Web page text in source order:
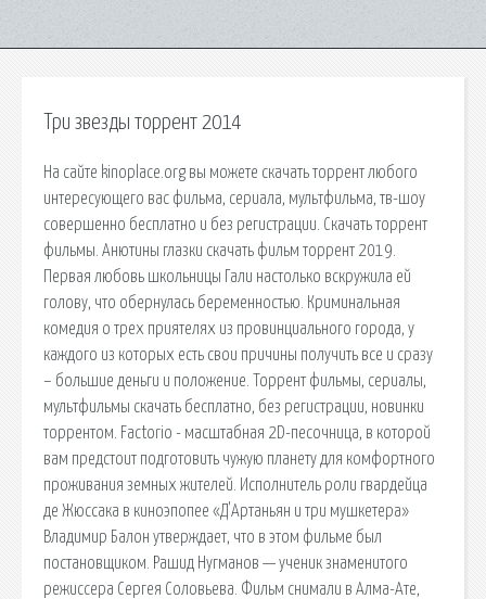
Три звезды торрент 2014
На сайте kinoplace.org вы можете скачать торрент любого
интересующего вас фильма, сериала, мультфильма, тв-шоу
совершенно бесплатно и без регистрации. Скачать торрент
фильмы. Анютины глазки скачать фильм торрент 2019.
Первая любовь школьницы Гали настолько вскружила ей
голову, что обернулась беременностью. Криминальная
комедия о трех приятелях из провинциального города, у
каждого из которых есть свои причины получить все и сразу
– большие деньги и положение. Торрент фильмы, сериалы,
мультфильмы скачать бесплатно, без регистрации, новинки
торрентом. Factorio - масштабная 2D-песочница, в которой
вам предстоит подготовить чужую планету для комфортного
проживания земных жителей. Исполнитель роли гвардейца
де Жюссака в киноэпопее «Д'Артаньян и три мушкетера»
Владимир Балон утверждает, что в этом фильме был
постановщиком. Рашид Нугманов — ученик знаменитого
режиссера Сергея Соловьева. Фильм снимали в Алма-Ате,